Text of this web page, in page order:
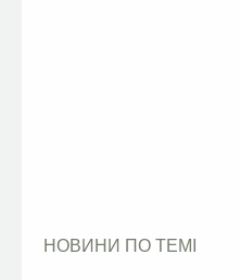
НОВИНИ ПО ТЕМІ